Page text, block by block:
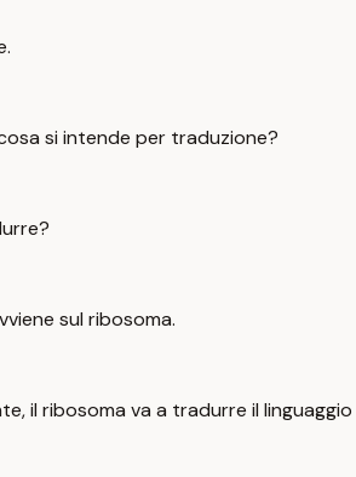
si intende per traduzione?
sul ribosoma.
il ribosoma va a tradurre il linguaggio